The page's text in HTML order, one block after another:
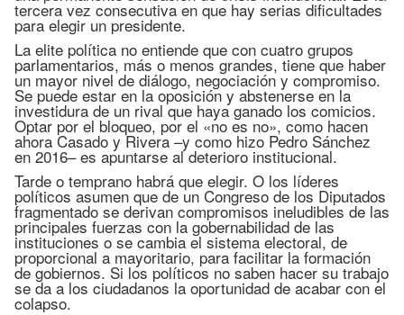
tercera vez consecutiva en que hay serias dificultades
para elegir un presidente.
La elite política no entiende que con cuatro grupos
parlamentarios, más o menos grandes, tiene que haber
un mayor nivel de diálogo, negociación y compromiso.
Se puede estar en la oposición y abstenerse en la
investidura de un rival que haya ganado los comicios.
Optar por el bloqueo, por el «no es no», como hacen
ahora Casado y Rivera –y como hizo Pedro Sánchez
en 2016– es apuntarse al deterioro institucional.
Tarde o temprano habrá que elegir. O los líderes
políticos asumen que de un Congreso de los Diputados
fragmentado se derivan compromisos ineludibles de las
principales fuerzas con la gobernabilidad de las
instituciones o se cambia el sistema electoral, de
proporcional a mayoritario, para facilitar la formación
de gobiernos. Si los políticos no saben hacer su trabajo
se da a los ciudadanos la oportunidad de acabar con el
colapso.